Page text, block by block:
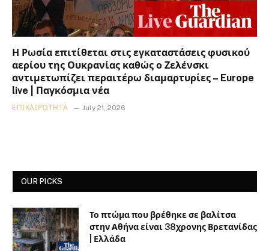
Η Ρωσία επιτίθεται στις εγκαταστάσεις φυσικού
αερίου της Ουκρανίας καθώς ο Ζελένσκι
αντιμετωπίζει περαιτέρω διαμαρτυρίες – Europe
live | Παγκόσμια νέα
ΕΠΙΚΑΙΡΌΤΗΤΑ July 21, 2026
OUR PICKS
Το πτώμα που βρέθηκε σε βαλίτσα
στην Αθήνα είναι 38χρονης Βρετανίδας
| Ελλάδα